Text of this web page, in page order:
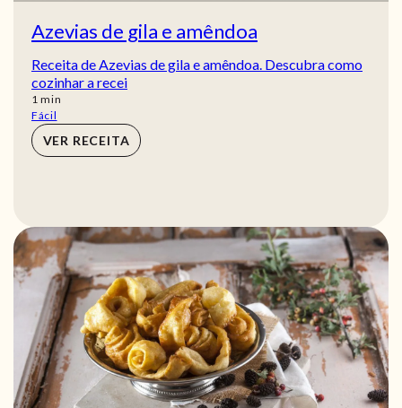
Azevias de gila e amêndoa
Receita de Azevias de gila e amêndoa. Descubra como
cozinhar a recei
1 min
min
Fácil
VER RECEITA